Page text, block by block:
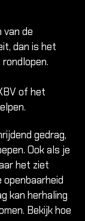
van de
dan is het
of het
gedrag,
Ook als je
het ziet
kan herhaling
Bekijk hoe